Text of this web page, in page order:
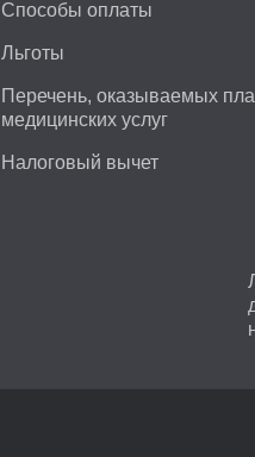
Способы оплаты
Льготы
Перечень, оказываемых
медицинских услуг
Налоговый вычет